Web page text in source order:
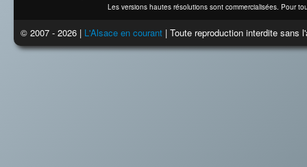
Les versions hautes résolutions sont commercialisées. Pour
© 2007 - 2026 | L'Alsace en courant | Toute reproduction interdite sans